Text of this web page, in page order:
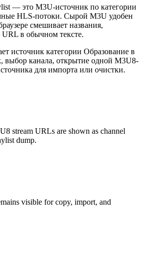
— это M3U-источник по категории
HLS-потоки. Сырой M3U удобен
смешивает названия,
в обычном тексте.
источник категории Образование в
выбор канала, открытие одной M3U8-
для импорта или очистки.
stream URLs are shown as channel
dump.
visible for copy, import, and